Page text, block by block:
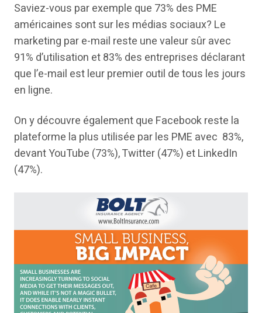
Saviez-vous par exemple que 73% des PME
américaines sont sur les médias sociaux? Le
marketing par e-mail reste une valeur sûr avec
91% d’utilisation et 83% des entreprises déclarant
que l’e-mail est leur premier outil de tous les jours
en ligne.
On y découvre également que Facebook reste la
plateforme la plus utilisée par les PME avec 83%,
devant YouTube (73%), Twitter (47%) et LinkedIn
(47%).